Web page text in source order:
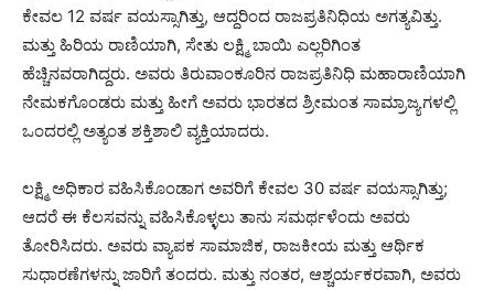
ಕೇವಲ 12 ವರ್ಷ ವಯಸ್ಸಾಗಿತ್ತು, ಆದ್ದರಿಂದ ರಾಜಪ್ರತಿನಿಧಿಯ ಅಗತ್ಯವಿತ್ತು.
ಮತ್ತು ಹಿರಿಯ ರಾಣಿಯಾಗಿ, ಸೇತು ಲಕ್ಷ್ಮಿ ಬಾಯಿ ಎಲ್ಲರಿಗಿಂತ
ಹೆಚ್ಚಿನವರಾಗಿದ್ದರು. ಅವರು ತಿರುವಾಂಕೂರಿನ ರಾಜಪ್ರತಿನಿಧಿ ಮಹಾರಾಣಿಯಾಗಿ
ನೇಮಕಗೊಂಡರು ಮತ್ತು ಹೀಗೆ ಅವರು ಭಾರತದ ಶ್ರೀಮಂತ ಸಾಮ್ರಾಜ್ಯಗಳಲ್ಲಿ
ಒಂದರಲ್ಲಿ ಅತ್ಯಂತ ಶಕ್ತಿಶಾಲಿ ವ್ಯಕ್ತಿಯಾದರು.
ಲಕ್ಷ್ಮಿ ಅಧಿಕಾರ ವಹಿಸಿಕೊಂಡಾಗ ಅವರಿಗೆ ಕೇವಲ 30 ವರ್ಷ ವಯಸ್ಸಾಗಿತ್ತು;
ಆದರೆ ಈ ಕೆಲಸವನ್ನು ವಹಿಸಿಕೊಳ್ಳಲು ತಾನು ಸಮರ್ಥಳೆಂದು ಅವರು
ತೋರಿಸಿದರು. ಅವರು ವ್ಯಾಪಕ ಸಾಮಾಜಿಕ, ರಾಜಕೀಯ ಮತ್ತು ಆರ್ಥಿಕ
ಸುಧಾರಣೆಗಳನ್ನು ಜಾರಿಗೆ ತಂದರು. ಮತ್ತು ನಂತರ, ಆಶ್ಚರ್ಯಕರವಾಗಿ, ಅವರು